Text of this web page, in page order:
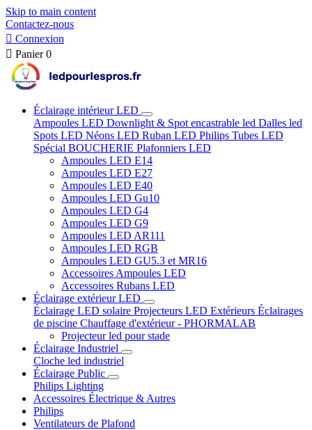
Skip to main content
Contactez-nous
 Connexion
 Panier 0
Éclairage intérieur LED
Ampoules LED Downlight & Spot encastrable led Dalles led
Spots LED Néons LED Ruban LED Philips Tubes LED
Spécial BOUCHERIE Plafonniers LED
Ampoules LED E14
Ampoules LED E27
Ampoules LED E40
Ampoules LED Gu10
Ampoules LED G4
Ampoules LED G9
Ampoules LED AR111
Ampoules LED RGB
Ampoules LED GU5.3 et MR16
Accessoires Ampoules LED
Accessoires Rubans LED
Éclairage extérieur LED
Éclairage LED solaire Projecteurs LED Extérieurs Éclairages
de piscine Chauffage d'extérieur - PHORMALAB
Projecteur led pour stade
Éclairage Industriel
Cloche led industriel
Éclairage Public
Philips Lighting
Accessoires Électrique & Autres
Philips
Ventilateurs de Plafond